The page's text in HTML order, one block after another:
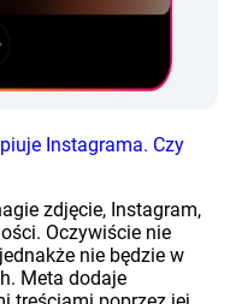
Instagrama. Czy
zdjęcie, Instagram,
Oczywiście nie
nie będzie w
Meta dodaje